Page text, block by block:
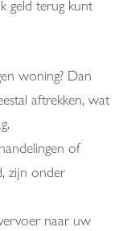
geld terug kunt
woning? Dan
aftrekken, wat
of
zijn onder
naar uw